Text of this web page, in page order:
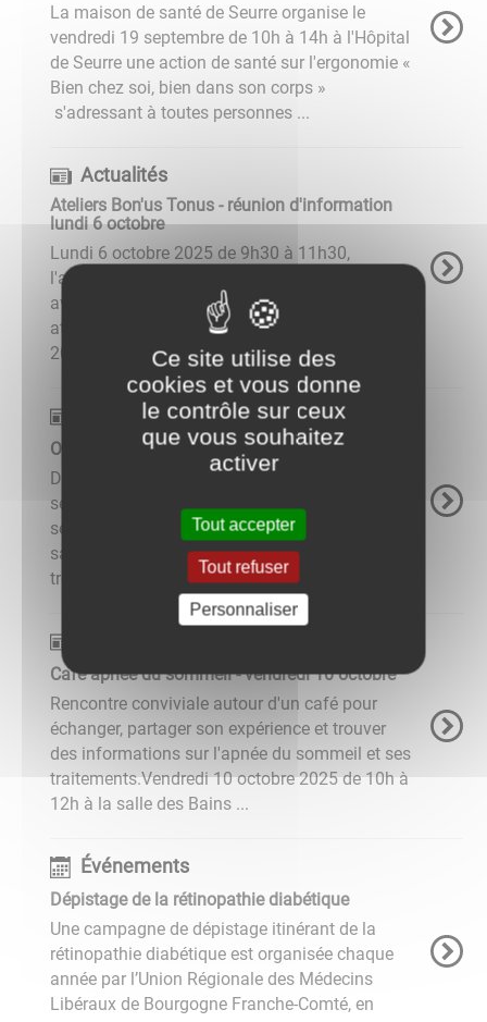
La maison de santé de Seurre organise le
vendredi 19 septembre de 10h à 14h à l'Hôpital
de Seurre une action de santé sur l'ergonomie «
Bien chez soi, bien dans son corps »
s'adressant à toutes personnes ...
Actualités
Ateliers Bon'us Tonus - réunion d'information
lundi 6 octobre
Lundi 6 octobre 2025 de 9h30 à 11h30,
l'association Bon'us Tonus de Seurre, en lien
avec la FAPA, convie les séniors à découvrir les
ateliers proposés pour cette fin d'année
2025.Cette présentation aura ...
Actualités
Octobre rose - Samedi 18 octobre
Dans le cadre d'octobre rose, une journée de
sensibilisation à la lutte contre le cancer du
sein est organisée à l'Hôpital de Seurre le
samedi 18 octobre de 10h à 17h.Vous y
trouverez de nombreux stands ...
Café apnée du sommeil - vendredi 10 octobre
Rencontre conviviale autour d'un café pour
échanger, partager son expérience et trouver
des informations sur l'apnée du sommeil et ses
traitements.Vendredi 10 octobre 2025 de 10h à
12h à la salle des Bains ...
Événements
Dépistage de la rétinopathie diabétique
Une campagne de dépistage itinérant de la
rétinopathie diabétique est organisée chaque
année par l’Union Régionale des Médecins
Libéraux de Bourgogne Franche-Comté, en
Ce site utilise des
cookies et vous donne
le contrôle sur ceux
que vous souhaitez
activer
Tout accepter
Tout refuser
Personnaliser